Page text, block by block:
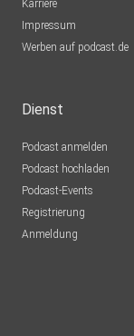
Karriere
Impressum
Werben auf podcast.de
Dienst
Podcast anmelden
Podcast hochladen
Podcast-Events
Registrierung
Anmeldung